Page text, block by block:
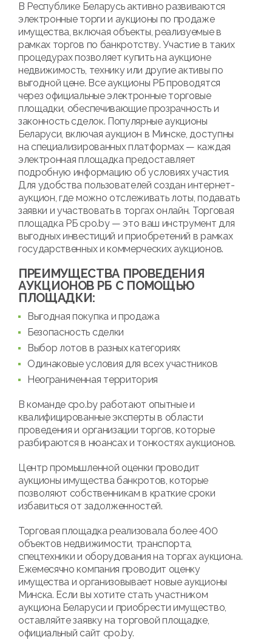
В Республике Беларусь активно развиваются
электронные торги и аукционы по продаже
имущества, включая объекты, реализуемые в
рамках торгов по банкротству. Участие в таких
процедурах позволяет купить на аукционе
недвижимость, технику или другие активы по
выгодной цене. Все аукционы РБ проводятся
через официальные электронные торговые
площадки, обеспечивающие прозрачность и
законность сделок. Популярные аукционы
Беларуси, включая аукцион в Минске, доступны
на специализированных платформах — каждая
электронная площадка предоставляет
подробную информацию об условиях участия.
Для удобства пользователей создан интернет-
аукцион, где можно отслеживать лоты, подавать
заявки и участвовать в торгах онлайн. Торговая
площадка РБ cpo.by — это ваш инструмент для
выгодных инвестиций и приобретений в рамках
государственных и коммерческих аукционов.
ПРЕИМУЩЕСТВА ПРОВЕДЕНИЯ
АУКЦИОНОВ РБ С ПОМОЩЬЮ
ПЛОЩАДКИ:
Выгодная покупка и продажа
Безопасность сделки
Выбор лотов в разных категориях
Одинаковые условия для всех участников
Неограниченная территория
В команде cpo.by работают опытные и
квалифицированные эксперты в области
проведения и организации торгов, которые
разбираются в нюансах и тонкостях аукционов.
Центр промышленной оценки проводит
аукционы имущества банкротов, которые
позволяют собственникам в краткие сроки
избавиться от задолженностей.
Торговая площадка реализовала более 400
объектов недвижимости, транспорта,
спецтехники и оборудования на торгах аукциона.
Ежемесячно компания проводит оценку
имущества и организовывает новые аукционы
Минска. Если вы хотите стать участником
аукциона Беларуси и приобрести имущество,
оставляйте заявку на торговой площадке,
официальный сайт cpo.by.